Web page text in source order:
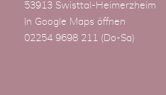
53913 Swisttal-Heimerzheim
In Google Maps öffnen
02254 9698 211 (Do-Sa)